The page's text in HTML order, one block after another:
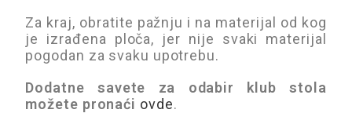
Za kraj, obratite pažnju i na materijal od kog
je izrađena ploča, jer nije svaki materijal
pogodan za svaku upotrebu.
Dodatne savete za odabir klub stola
možete pronaći ovde.